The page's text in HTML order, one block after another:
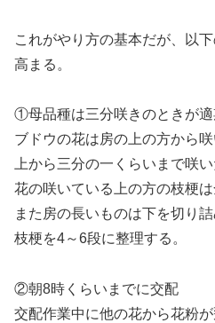
これがやり方の基本だが、以
高まる。
①母品種は三分咲きのときが適
ブドウの花は房の上の方から咲
上から三分の一くらいまで咲
花の咲いている上の方の枝梗は
また房の長いものは下を切り詰
枝梗を4～6段に整理する。
②朝8時くらいまでに交配
交配作業中に他の花から花粉